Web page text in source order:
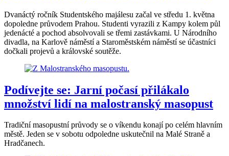
Dvanáctý ročník Studentského majálesu začal ve středu 1. května
dopoledne průvodem Prahou. Studenti vyrazili z Kampy kolem půl
jedenácté a pochod absolvovali se třemi zastávkami. U Národního
divadla, na Karlově náměstí a Staroměstském náměstí se účastníci
dočkali projevů a královské soutěže.
Podívejte se: Jarní počasí přilákalo
množství lidí na malostranský masopust
Tradiční masopustní průvody se o víkendu konají po celém hlavním
městě. Jeden se v sobotu odpoledne uskutečnil na Malé Straně a
Hradčanech.